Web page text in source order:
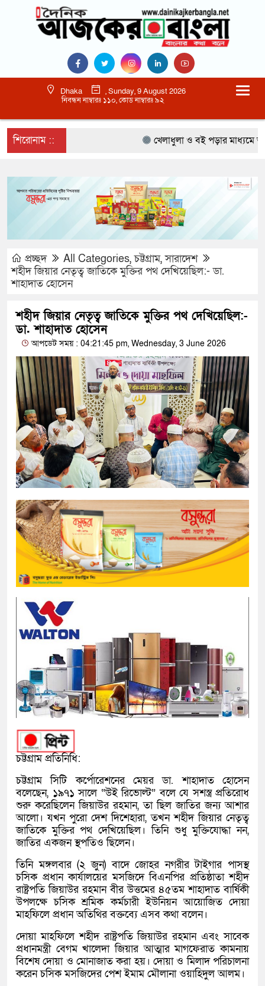
Dhaka
, Sunday, 9 August 2026
নিবন্ধন নাম্বারঃ ১১০, কোড নাম্বারঃ ৯২
শিরোনাম :: খেলাধুলা ও বই পড়ার মাধ্যমে
প্রচ্ছদ All Categories,চট্টগ্রাম,সারাদেশ
শহীদ জিয়ার নেতৃত্ব জাতিকে মুক্তির পথ দেখিয়েছিল:- ডা.
শাহাদাত হোসেন
শহীদ জিয়ার নেতৃত্ব জাতিকে মুক্তির পথ দেখিয়েছিল:-
ডা. শাহাদাত হোসেন
আপডেট সময় : 04:21:45 pm, Wednesday, 3 June 2026
চট্টগ্রাম প্রতিনিধি:
চট্টগ্রাম সিটি কর্পোরেশনের মেয়র ডা. শাহাদাত হোসেন
বলেছেন, ১৯৭১ সালে “উই রিভোল্ট” বলে যে সশস্ত্র প্রতিরোধ
শুরু করেছিলেন জিয়াউর রহমান, তা ছিল জাতির জন্য আশার
আলো। যখন পুরো দেশ দিশেহারা, তখন শহীদ জিয়ার নেতৃত্ব
জাতিকে মুক্তির পথ দেখিয়েছিল। তিনি শুধু মুক্তিযোদ্ধা নন,
জাতির একজন স্থপতিও ছিলেন।
তিনি মঙ্গলবার (২ জুন) বাদে জোহর নগরীর টাইগার পাসস্থ
চসিক প্রধান কার্যালয়ের মসজিদে বিএনপির প্রতিষ্ঠাতা শহীদ
রাষ্ট্রপতি জিয়াউর রহমান বীর উত্তমের ৪৫তম শাহাদাত বার্ষিকী
উপলক্ষে চসিক শ্রমিক কর্মচারী ইউনিয়ন আয়োজিত দোয়া
মাহফিলে প্রধান অতিথির বক্তব্যে এসব কথা বলেন।
দোয়া মাহফিলে শহীদ রাষ্ট্রপতি জিয়াউর রহমান এবং সাবেক
প্রধানমন্ত্রী বেগম খালেদা জিয়ার আত্মার মাগফেরাত কামনায়
বিশেষ দোয়া ও মোনাজাত করা হয়। দোয়া ও মিলাদ পরিচালনা
করেন চসিক মসজিদের পেশ ইমাম মৌলানা ওয়াহিদুল আলম।